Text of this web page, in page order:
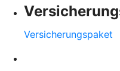
Versicherungspaket